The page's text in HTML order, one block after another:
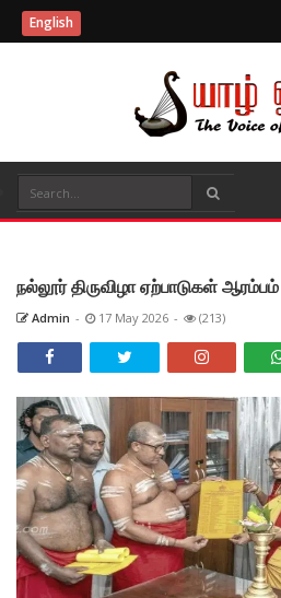
English
நல்லூர் திருவிழா ஏற்பாடுகள் ஆரம்பம்
Admin - 17 May 2026 - (213)